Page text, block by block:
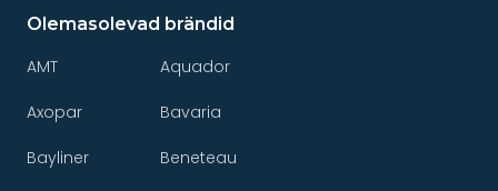
Olemasolevad brändid
AMT Aquador
Axopar Bavaria
Bayliner Beneteau